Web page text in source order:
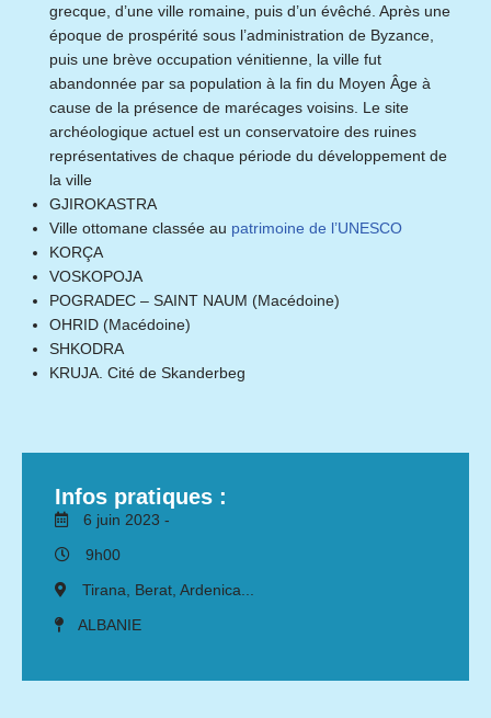
grecque, d’une ville romaine, puis d’un évêché. Après une
époque de prospérité sous l’administration de Byzance,
puis une brève occupation vénitienne, la ville fut
abandonnée par sa population à la fin du Moyen Âge à
cause de la présence de marécages voisins. Le site
archéologique actuel est un conservatoire des ruines
représentatives de chaque période du développement de
la ville
GJIROKASTRA
Ville ottomane classée au patrimoine de l’UNESCO
KORÇA
VOSKOPOJA
POGRADEC – SAINT NAUM (Macédoine)
OHRID (Macédoine)
SHKODRA
KRUJA. Cité de Skanderbeg
Infos pratiques :
6 juin 2023 -
9h00
Tirana, Berat, Ardenica...
ALBANIE